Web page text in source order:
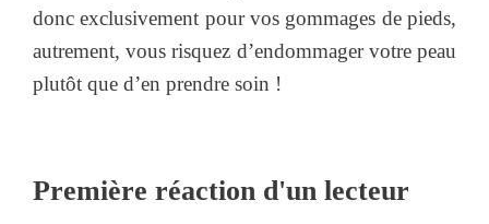
donc exclusivement pour vos gommages de pieds,
autrement, vous risquez d’endommager votre peau
plutôt que d’en prendre soin !
Première réaction d'un lecteur